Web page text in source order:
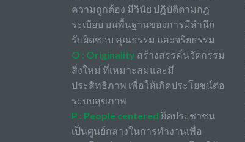
ความถูกต้อง มีวินัย ปฏิบัติตามกฎ
ระเบียบ บนพื้นฐานของการมีสำนึก
รับผิดชอบ คุณธรรม และจริยธรรม
O : Originality สร้างสรรค์นวัตกรรม
สิ่งใหม่ ที่เหมาะสมและมี
ประสิทธิภาพ เพื่อให้เกิดประโยชน์ต่อ
ระบบสุขภาพ
P : People centered ยึดประชาชน
เป็นศูนย์กลางในการทำงานเพื่อ